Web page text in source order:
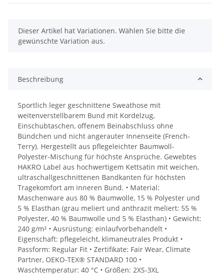
x
Dieser Artikel hat Variationen. Wählen Sie bitte die
gewünschte Variation aus.
Beschreibung
Sportlich leger geschnittene Sweathose mit
weitenverstellbarem Bund mit Kordelzug,
Einschubtaschen, offenem Beinabschluss ohne
Bündchen und nicht angerauter Innenseite (French-
Terry). Hergestellt aus pflegeleichter Baumwoll-
Polyester-Mischung für höchste Ansprüche. Gewebtes
HAKRO Label aus hochwertigem Kettsatin mit weichen,
ultraschallgeschnittenen Bandkanten für höchsten
Tragekomfort am inneren Bund. • Material:
Maschenware aus 80 % Baumwolle, 15 % Polyester und
5 % Elasthan (grau meliert und anthrazit meliert: 55 %
Polyester, 40 % Baumwolle und 5 % Elasthan) • Gewicht:
240 g/m² • Ausrüstung: einlaufvorbehandelt •
Eigenschaft: pflegeleicht, klimaneutrales Produkt •
Passform: Regular Fit • Zertifikate: Fair Wear, Climate
Partner, OEKO-TEX® STANDARD 100 •
Waschtemperatur: 40 °C • Größen: 2XS-3XL